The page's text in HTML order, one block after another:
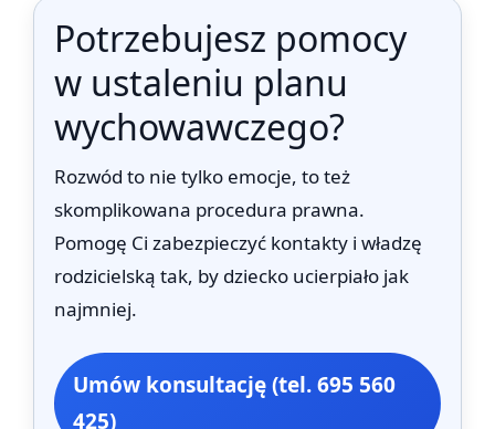
Potrzebujesz pomocy
w ustaleniu planu
wychowawczego?
Rozwód to nie tylko emocje, to też
skomplikowana procedura prawna.
Pomogę Ci zabezpieczyć kontakty i władzę
rodzicielską tak, by dziecko ucierpiało jak
najmniej.
Umów konsultację (tel. 695 560
425)